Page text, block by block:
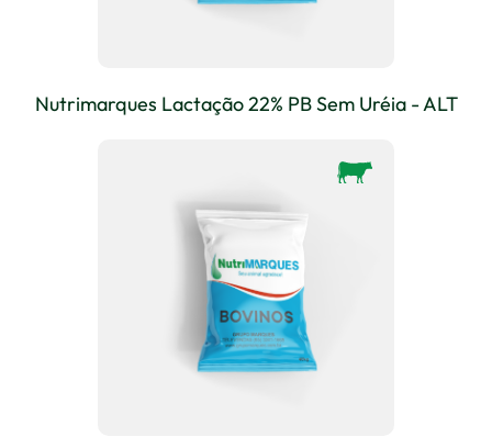
Nutrimarques Lactação 22% PB Sem Uréia - ALT